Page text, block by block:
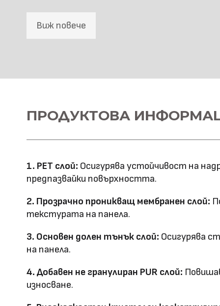
Виж повече
напречно сечение
WPC+PETG
Дебелина: 5/8
технология
Матова PETG
Оценка за
ефективност
Клас на горимост
ПРОДУКТОВА
1. PET слой: Осигурява устойчивост на
предпазвайки повърхността.
2. Прозрачно проникващ мембранен слой:
текстурата на панела.
3. Основен долен тънък слой: Осигурява
на панела.
4. Добавен не гранулиран PUR слой:
износване.